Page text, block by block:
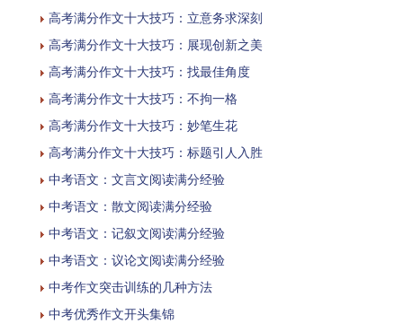
高考满分作文十大技巧：立意务求深刻
高考满分作文十大技巧：展现创新之美
高考满分作文十大技巧：找最佳角度
高考满分作文十大技巧：不拘一格
高考满分作文十大技巧：妙笔生花
高考满分作文十大技巧：标题引人入胜
中考语文：文言文阅读满分经验
中考语文：散文阅读满分经验
中考语文：记叙文阅读满分经验
中考语文：议论文阅读满分经验
中考作文突击训练的几种方法
中考优秀作文开头集锦